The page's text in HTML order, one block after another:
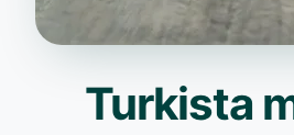
Turkista